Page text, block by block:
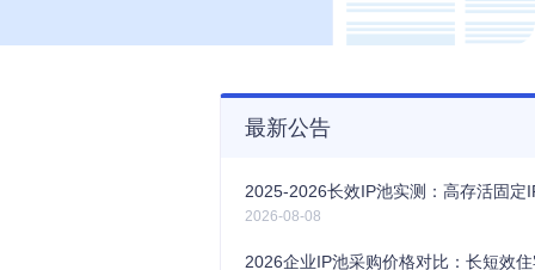
最新公告
2026-08-08